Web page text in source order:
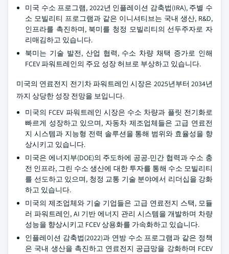
미국 수소 프로그램, 2022년 인플레이션 감축법(IRA), 주별 수
소 모빌리티 프로그램과 같은 이니셔티브는 국내 생산, R&D,
인프라를 촉진하며, 북미를 청정 모빌리티의 선두주자로 자
리매김하고 있습니다.
북미는 기술 발전, 산업 협력, 수소 차량 채택 증가로 인해
FCEV 파워트레인의 주요 성장 허브로 부상하고 있습니다.
미국의 연료전지 전기차 파워트레인 시장은 2025년부터 2034년
까지 상당한 성장 전망을 보입니다.
미국의 FCEV 파워트레인 시장은 수소 차량과 플릿 전기화로
빠르게 성장하고 있으며, 자동차 제조업체들은 고급 연료전
지 시스템과 지능형 전력 솔루션을 통해 범위와 효율성을 향
상시키고 있습니다.
미국은 에너지부(DOE)의 주도하에 공공-민간 협력과 수소 충
전 인프라, 그린 수소 생산에 대한 투자를 통해 수소 모빌리티
를 선도하고 있으며, 청정 교통 기술 분야에서 리더십을 강화
하고 있습니다.
미국의 제조업체와 기술 기업들은 고급 연료전지 스택, 모듈
러 파워트레인, AI 기반 에너지 관리 시스템을 개발하며 차량
성능을 향상시키고 FCEV 상용화를 가속화하고 있습니다.
인플레이션 감축법(2022)과 연방 수소 프로그램과 같은 정책
은 국내 생산을 촉진하고 연료전지 공급망을 강화하며 FCEV